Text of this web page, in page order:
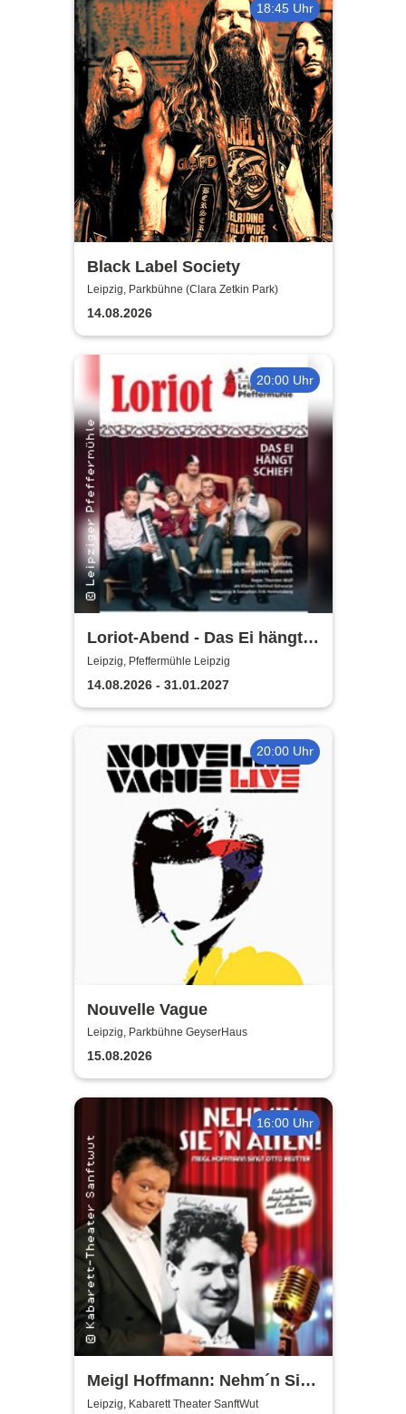
18:45 Uhr
Black Label Society
Leipzig, Parkbühne (Clara Zetkin Park)
14.08.2026
20:00 Uhr
Loriot-Abend - Das Ei hängt
schief | Kabarett Leipziger
Pfeffermühle
Leipzig, Pfeffermühle Leipzig
14.08.2026 - 31.01.2027
20:00 Uhr
Nouvelle Vague
Leipzig, Parkbühne GeyserHaus
15.08.2026
16:00 Uhr
Meigl Hoffmann: Nehm´n Sie
´n Alten! - Ein Otto Reutter-
Leipzig, Kabarett Theater SanftWut